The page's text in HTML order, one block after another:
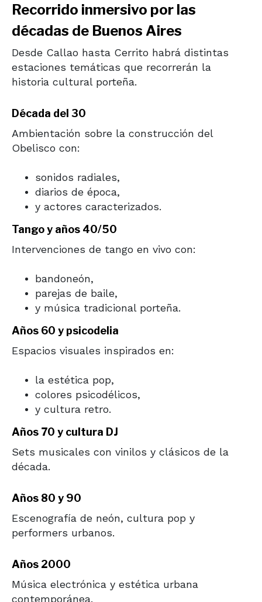
Recorrido inmersivo por las
décadas de Buenos Aires
Desde Callao hasta Cerrito habrá distintas
estaciones temáticas que recorrerán la
historia cultural porteña.
Década del 30
Ambientación sobre la construcción del
Obelisco con:
sonidos radiales,
diarios de época,
y actores caracterizados.
Tango y años 40/50
Intervenciones de tango en vivo con:
bandoneón,
parejas de baile,
y música tradicional porteña.
Años 60 y psicodelia
Espacios visuales inspirados en:
la estética pop,
colores psicodélicos,
y cultura retro.
Años 70 y cultura DJ
Sets musicales con vinilos y clásicos de la
década.
Años 80 y 90
Escenografía de neón, cultura pop y
performers urbanos.
Años 2000
Música electrónica y estética urbana
contemporánea.